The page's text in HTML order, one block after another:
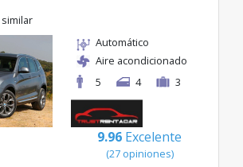
similar
Automático
Aire acondicionado
5
4 3
9.96 Excelente
(27 opiniones)